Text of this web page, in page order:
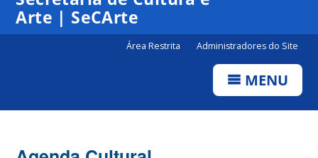
Arte | SeCArte
Área Restrita Administradores do Site
MENU